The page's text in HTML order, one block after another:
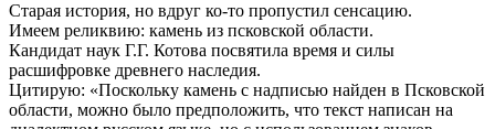
Старая история, но вдруг ко-то пропустил сенсацию.
Имеем реликвию: камень из псковской области.
Кандидат наук Г.Г. Котова посвятила время и силы
расшифровке древнего наследия.
Цитирую: «Поскольку камень с надписью найден в Псковской
области, можно было предположить, что текст написан на